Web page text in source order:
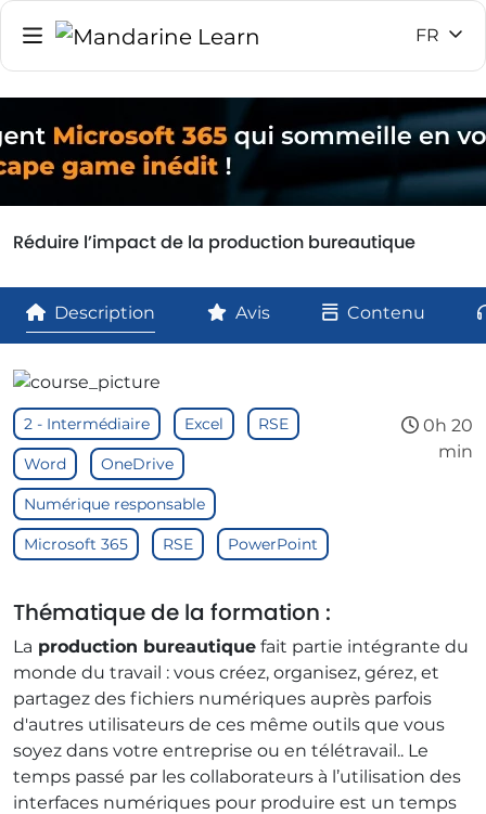
FR
Réduire l’impact de la production bureautique
Description Avis Contenu
Thématique de la formation :
La production bureautique fait partie intégrante du
monde du travail : vous créez, organisez, gérez, et
partagez des fichiers numériques auprès parfois
d'autres utilisateurs de ces même outils que vous
soyez dans votre entreprise ou en télétravail.. Le
temps passé par les collaborateurs à l’utilisation des
interfaces numériques pour produire est un temps
2 - Intermédiaire Excel RSE
Word OneDrive
Numérique responsable
Microsoft 365 RSE PowerPoint
0h 20
min